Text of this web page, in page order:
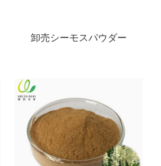
卸売シーモスパウダー